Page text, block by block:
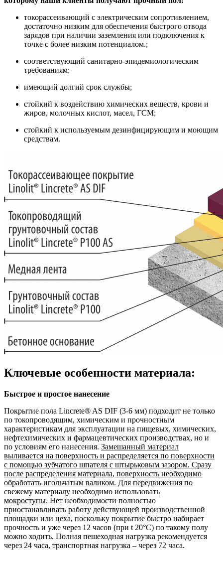
токорассеивающий c электрическим сопротивлением,
достаточно низким для обеспечения быстрого отвода
зарядов при наличии заземления или подключения к
точке с более низким потенциалом.;
соответствующий санитарно-эпидемиологическим
требованиям;
имеющий долгий срок службы;
стойкий к воздействию химических веществ, крови и
жиров, молочных кислот, масел, ГСМ;
cтойкий к используемым дезинфицирующим и моющим
средствам.
Ключевые особенности материала:
Быстрое и простое нанесение
Покрытие пола Lincrete® AS DIF (3-6 мм) подходит не только
по токопроводящим, химическим и прочностным
характеристикам для эксплуатации на пищевых, химических,
нефтехимических и фармацевтических производствах, но и
по условиям его нанесения. Замешанный материал
выливается на поверхность и распределяется по поверхности
с помощью зубчатого шпателя с штырьковым зазором. Сразу
после распределения материала, поверхность необходимо
обработать игольчатым валиком. Для передвижения по
свежему материалу необходимо использовать
мокроступы. Нет необходимости полностью
приостанавливать работу действующей производственной
площадки или цеха, поскольку покрытие быстро набирает
прочность и уже через 12 часов (при t 20°С) по такому полу
можно ходить. Полная пешеходная нагрузка рекомендуется
через 24 часа, транспортная нагрузка – через 72 часа.